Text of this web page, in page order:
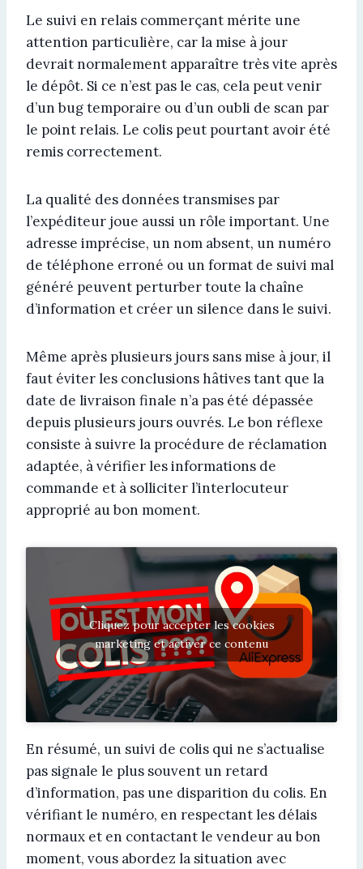
Le suivi en relais commerçant mérite une
attention particulière, car la mise à jour
devrait normalement apparaître très vite après
le dépôt. Si ce n’est pas le cas, cela peut venir
d’un bug temporaire ou d’un oubli de scan par
le point relais. Le colis peut pourtant avoir été
remis correctement.
La qualité des données transmises par
l’expéditeur joue aussi un rôle important. Une
adresse imprécise, un nom absent, un numéro
de téléphone erroné ou un format de suivi mal
généré peuvent perturber toute la chaîne
d’information et créer un silence dans le suivi.
Même après plusieurs jours sans mise à jour, il
faut éviter les conclusions hâtives tant que la
date de livraison finale n’a pas été dépassée
depuis plusieurs jours ouvrés. Le bon réflexe
consiste à suivre la procédure de réclamation
adaptée, à vérifier les informations de
commande et à solliciter l’interlocuteur
approprié au bon moment.
Cliquez pour accepter les cookies
marketing et activer ce contenu
En résumé, un suivi de colis qui ne s’actualise
pas signale le plus souvent un retard
d’information, pas une disparition du colis. En
vérifiant le numéro, en respectant les délais
normaux et en contactant le vendeur au bon
moment, vous abordez la situation avec